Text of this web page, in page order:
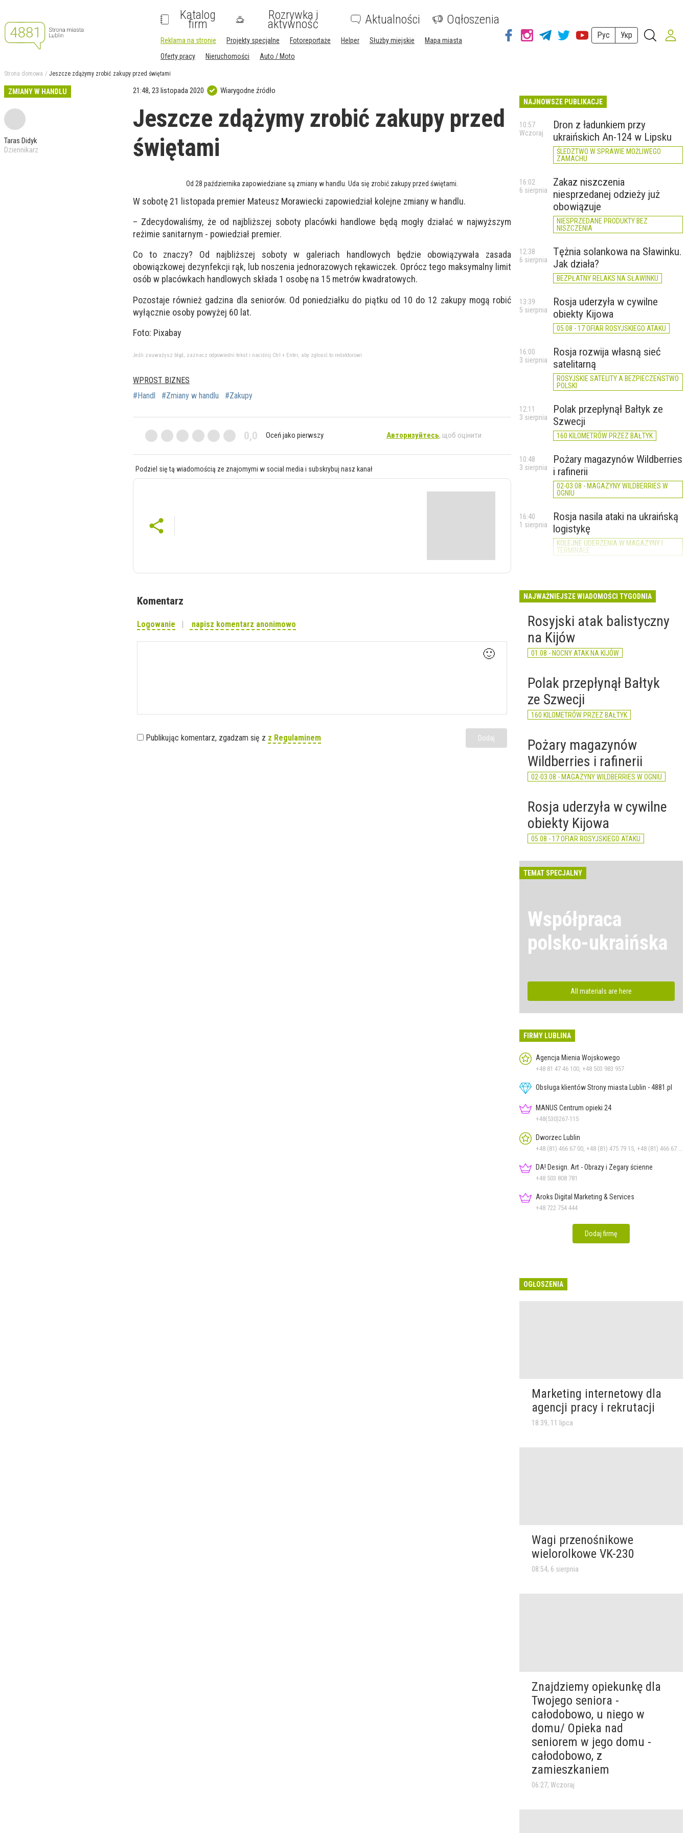
Katalog
firm
Rozrywka i
aktywność Aktualności Ogłoszenia
Reklama na stronie Projekty specjalne Fotoreportaże Helper Służby miejskie
Mapa miasta
Oferty pracy
Nieruchomości Auto / Moto
Рус Укр
Strona domowa Jeszcze zdążymy zrobić zakupy przed świętami
ZMIANY W HANDLU
Taras Didyk
Dziennikarz
21:48, 23 listopada 2020 Wiarygodne źródło
Jeszcze zdążymy zrobić zakupy przed
świętami
Od 28 października zapowiedziane są zmiany w handlu. Uda się zrobić zakupy przed świętami.
W sobotę 21 listopada premier Mateusz Morawiecki zapowiedział kolejne zmiany w handlu.
– Zdecydowaliśmy, że od najbliższej soboty placówki handlowe będą mogły działać w najwyższym
reżimie sanitarnym - powiedział premier.
Co to znaczy? Od najbliższej soboty w galeriach handlowych będzie obowiązywała zasada
obowiązkowej dezynfekcji rąk, lub noszenia jednorazowych rękawiczek. Oprócz tego maksymalny limit
osób w placówkach handlowych składa 1 osobę na 15 metrów kwadratowych.
Pozostaje również gadzina dla seniorów. Od poniedziałku do piątku od 10 do 12 zakupy mogą robić
wyłącznie osoby powyżej 60 lat.
Foto: Pixabay
Jeśli zauważysz błąd, zaznacz odpowiedni tekst i naciśnij Ctrl + Enter, aby zgłosić to redaktorowi
WPROST BIZNES
#Handl
#Zmiany w handlu #Zakupy
0,0 Oceń jako pierwszy Авторизуйтесь, щоб оцінити
Podziel się tą wiadomością ze znajomymi w social media i subskrybuj nasz kanał
Komentarz
Logowanie napisz komentarz anonimowo
🙂
Publikując komentarz, zgadzam się z z Regulaminem Dodaj
NAJNOWSZE PUBLIKACJE
Dron z ładunkiem przy
ukraińskich An-124 w Lipsku
ŚLEDZTWO W SPRAWIE MOŻLIWEGO
ZAMACHU
10:57
Wczoraj
Zakaz niszczenia
niesprzedanej odzieży już
obowiązuje
NIESPRZEDANE PRODUKTY BEZ
NISZCZENIA
16:02
6 sierpnia
Tężnia solankowa na Sławinku.
Jak działa?
BEZPŁATNY RELAKS NA SŁAWINKU
12:38
6 sierpnia
Rosja uderzyła w cywilne
obiekty Kijowa
05.08 - 17 OFIAR ROSYJSKIEGO ATAKU
13:39
5 sierpnia
Rosja rozwija własną sieć
satelitarną
ROSYJSKIE SATELITY A BEZPIECZEŃSTWO
POLSKI
16:00
3 sierpnia
Polak przepłynął Bałtyk ze
Szwecji
160 KILOMETRÓW PRZEZ BAŁTYK
12:11
3 sierpnia
Pożary magazynów Wildberries
i rafinerii
02-03.08 - MAGAZYNY WILDBERRIES W
OGNIU
10:48
3 sierpnia
Rosja nasila ataki na ukraińską
logistykę
KOLEJNE UDERZENIA W MAGAZYNY I
TERMINALE
16:40
1 sierpnia
NAJWAŻNIEJSZE WIADOMOŚCI TYGODNIA
Rosyjski atak balistyczny
na Kijów
01.08 - NOCNY ATAK NA KIJÓW
Polak przepłynął Bałtyk
ze Szwecji
160 KILOMETRÓW PRZEZ BAŁTYK
Pożary magazynów
Wildberries i rafinerii
02-03.08 - MAGAZYNY WILDBERRIES W OGNIU
Rosja uderzyła w cywilne
obiekty Kijowa
05.08 - 17 OFIAR ROSYJSKIEGO ATAKU
TEMAT SPECJALNY
Współpraca
polsko-ukraińska
All materials are here
FIRMY LUBLINA
Agencja Mienia Wojskowego
+48 81 47 46 100, +48 503 983 957
Obsługa klientów Strony miasta Lublin - 4881.pl
MANUS Centrum opieki 24
+48(530)267-115
Dworzec Lublin
DA! Design. Art - Obrazy i Zegary ścienne
+48 503 808 781
Aroks Digital Marketing & Services
+48 722 754 444
Dodaj firmę
OGŁOSZENIA
Marketing internetowy dla
agencji pracy i rekrutacji
18:39, 11 lipca
Wagi przenośnikowe
wielorolkowe VK-230
08:54, 6 sierpnia
Znajdziemy opiekunkę dla
Twojego seniora -
całodobowo, u niego w
domu/ Opieka nad
seniorem w jego domu -
całodobowo, z
zamieszkaniem
06:27, Wczoraj